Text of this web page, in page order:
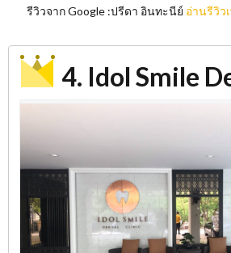
รีวิวจาก Google :ปรีดา อินทะนีย์ อ่านรีวิว
4. Idol Smile